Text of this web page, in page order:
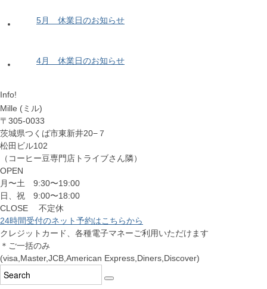
5月 休業日のお知らせ
4月 休業日のお知らせ
Info!
Mille (ミル)
〒305-0033
茨城県つくば市東新井20−７
松田ビル102
（コーヒー豆専門店トライブさん隣）
OPEN
月〜土 9:30〜19:00
日、祝 9:00〜18:00
CLOSE 不定休
24時間受付のネット予約はこちらから
クレジットカード、各種電子マネーご利用いただけます
＊ご一括のみ
(visa,Master,JCB,American Express,Diners,Discover)